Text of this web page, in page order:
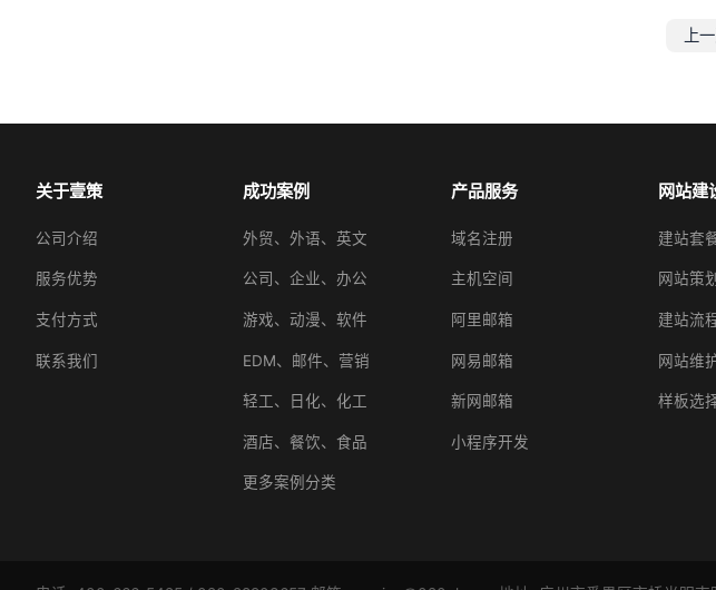
上
关于壹策
公司介绍
服务优势
支付方式
联系我们
成功案例
外贸、外语、英文
公司、企业、办公
游戏、动漫、软件
EDM、邮件、营销
轻工、日化、化工
酒店、餐饮、食品
更多案例分类
产品服务
域名注册
主机空间
阿里邮箱
网易邮箱
新网邮箱
小程序开发
网站建
建站套
网站策划
建站流
网站维
样板选